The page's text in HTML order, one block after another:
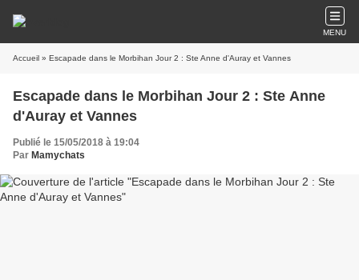
MENU
Accueil » Escapade dans le Morbihan Jour 2 : Ste Anne d'Auray et Vannes
Escapade dans le Morbihan Jour 2 : Ste Anne
d'Auray et Vannes
Publié le 15/05/2018 à 19:04
Par Mamychats